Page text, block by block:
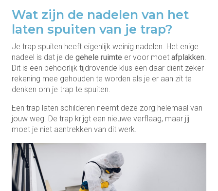
Wat zijn de nadelen van het
laten spuiten van je trap?
Je trap spuiten heeft eigenlijk weinig nadelen. Het enige
nadeel is dat je de gehele ruimte er voor moet afplakken.
Dit is een behoorlijk tijdrovende klus een daar dient zeker
rekening mee gehouden te worden als je er aan zit te
denken om je trap te spuiten.
Een trap laten schilderen neemt deze zorg helemaal van
jouw weg. De trap krijgt een nieuwe verflaag, maar jij
moet je niet aantrekken van dit werk.